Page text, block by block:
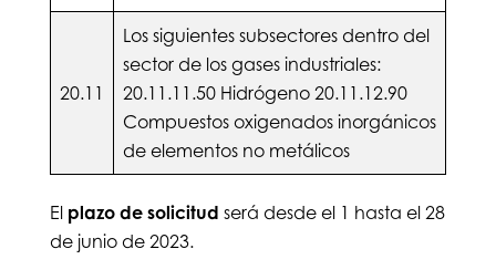
20.11
Los siguientes subsectores dentro del
sector de los gases industriales:
20.11.11.50 Hidrógeno 20.11.12.90
Compuestos oxigenados inorgánicos
de elementos no metálicos
El plazo de solicitud será desde el 1 hasta el 28
de junio de 2023.